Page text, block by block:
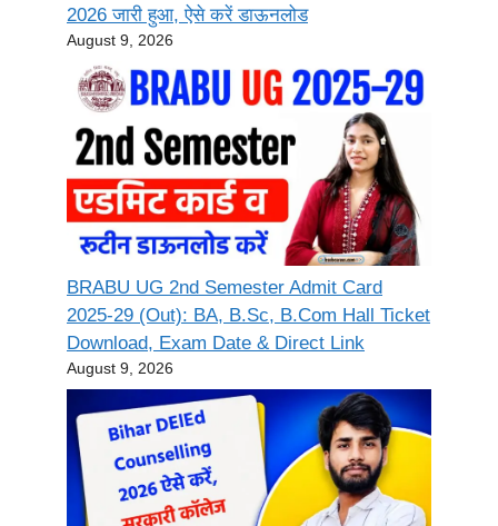
2026 जारी हुआ, ऐसे करें डाऊनलोड
August 9, 2026
BRABU UG 2nd Semester Admit Card
2025-29 (Out): BA, B.Sc, B.Com Hall Ticket
Download, Exam Date & Direct Link
August 9, 2026